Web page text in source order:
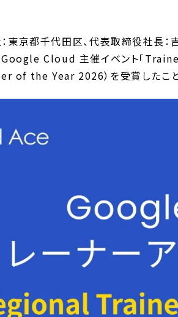
東京都千代田区、代表取締役社長
Cloud 主催イベント「
of the Year 2026）を受賞したこと